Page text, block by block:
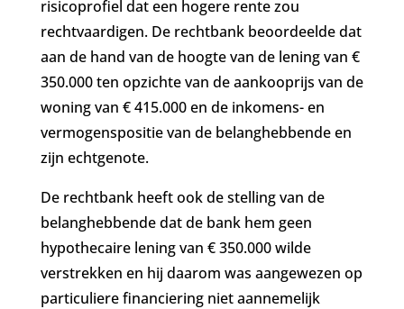
risicoprofiel dat een hogere rente zou
rechtvaardigen. De rechtbank beoordeelde dat
aan de hand van de hoogte van de lening van €
350.000 ten opzichte van de aankooprijs van de
woning van € 415.000 en de inkomens- en
vermogenspositie van de belanghebbende en
zijn echtgenote.
De rechtbank heeft ook de stelling van de
belanghebbende dat de bank hem geen
hypothecaire lening van € 350.000 wilde
verstrekken en hij daarom was aangewezen op
particuliere financiering niet aannemelijk